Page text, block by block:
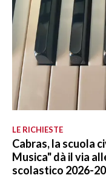
LE RICHIESTE
Cabras, la scuola
Musica" dà il via
scolastico 2026-